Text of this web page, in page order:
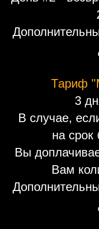
Тариф
3
В случае,
на срок
Вы
Вам